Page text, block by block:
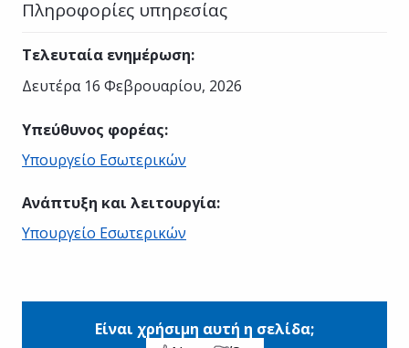
Πληροφορίες υπηρεσίας
Τελευταία ενημέρωση:
Δευτέρα 16 Φεβρουαρίου, 2026
Υπεύθυνος φορέας:
Υπουργείο Εσωτερικών
Ανάπτυξη και λειτουργία:
Υπουργείο Εσωτερικών
Είναι χρήσιμη αυτή η σελίδα;